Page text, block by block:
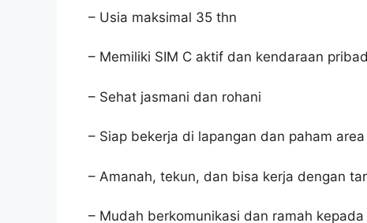
– Usia maksimal 35 thn
– Memiliki SIM C aktif dan kendaraan
– Sehat jasmani dan rohani
– Siap bekerja di lapangan dan paham
– Amanah, tekun, dan bisa kerja dengan
– Mudah berkomunikasi dan ramah kepada